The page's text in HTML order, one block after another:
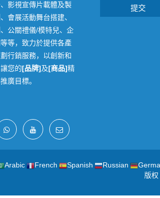
影視宣傳片載體及製
會展活動舞台搭建、
公關禮儀/模特兒、企
等，致力於提供各產
行銷服務，以創新和
您的[品牌]及[商品]精
廣目標。
提交
Arabic French Spanish Russian
版